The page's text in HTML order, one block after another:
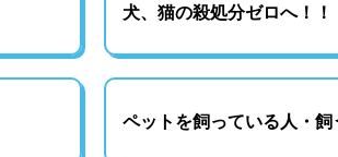
犬、猫の殺処分ゼロへ！！
ペットを飼っている人・飼